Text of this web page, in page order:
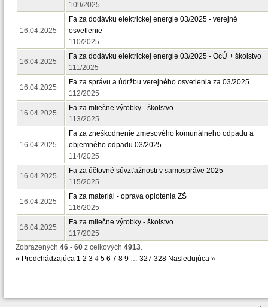
109/2025
16.04.2025
Fa za dodávku elektrickej energie 03/2025 - verejné
osvetlenie
110/2025
16.04.2025
Fa za dodávku elektrickej energie 03/2025 - OcÚ + školstvo
111/2025
16.04.2025
Fa za správu a údržbu verejného osvetlenia za 03/2025
112/2025
16.04.2025
Fa za mliečne výrobky - školstvo
113/2025
16.04.2025
Fa za zneškodnenie zmesového komunálneho odpadu a
objemného odpadu 03/2025
114/2025
16.04.2025
Fa za účtovné súvzťažnosti v samospráve 2025
115/2025
16.04.2025
Fa za materiál - oprava oplotenia ZŠ
116/2025
16.04.2025
Fa za mliečne výrobky - školstvo
117/2025
Zobrazených 46 - 60 z celkových 4913.
« Predchádzajúca 1 2 3 4 5 6 7 8 9 … 327 328 Nasledujúca »